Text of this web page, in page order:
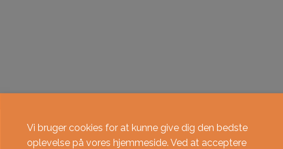
Vi bruger cookies for at kunne give dig den bedste
oplevelse på vores hjemmeside. Ved at acceptere